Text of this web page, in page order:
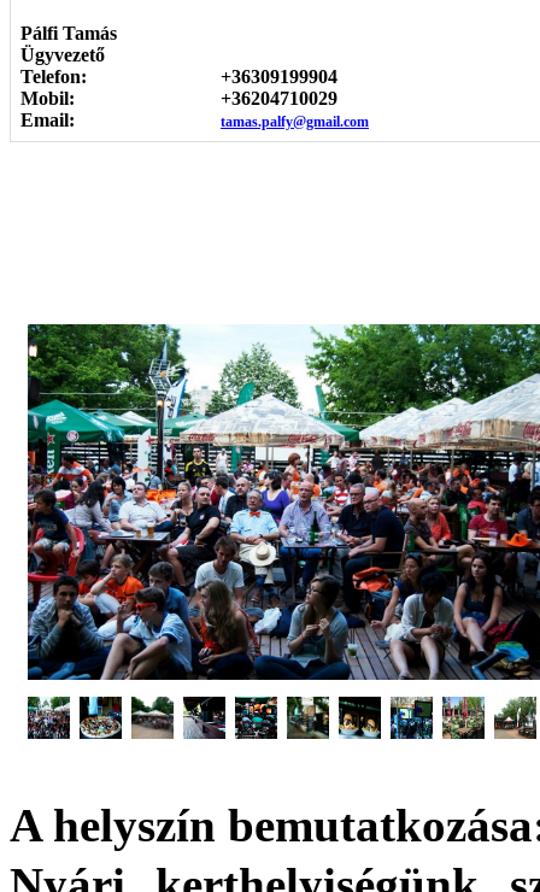
Pálfi Tamás
Ügyvezető
Telefon:
+36309199904
Mobil:
+36204710029
Email:
tamas.palfy@gmail.com
A helyszín